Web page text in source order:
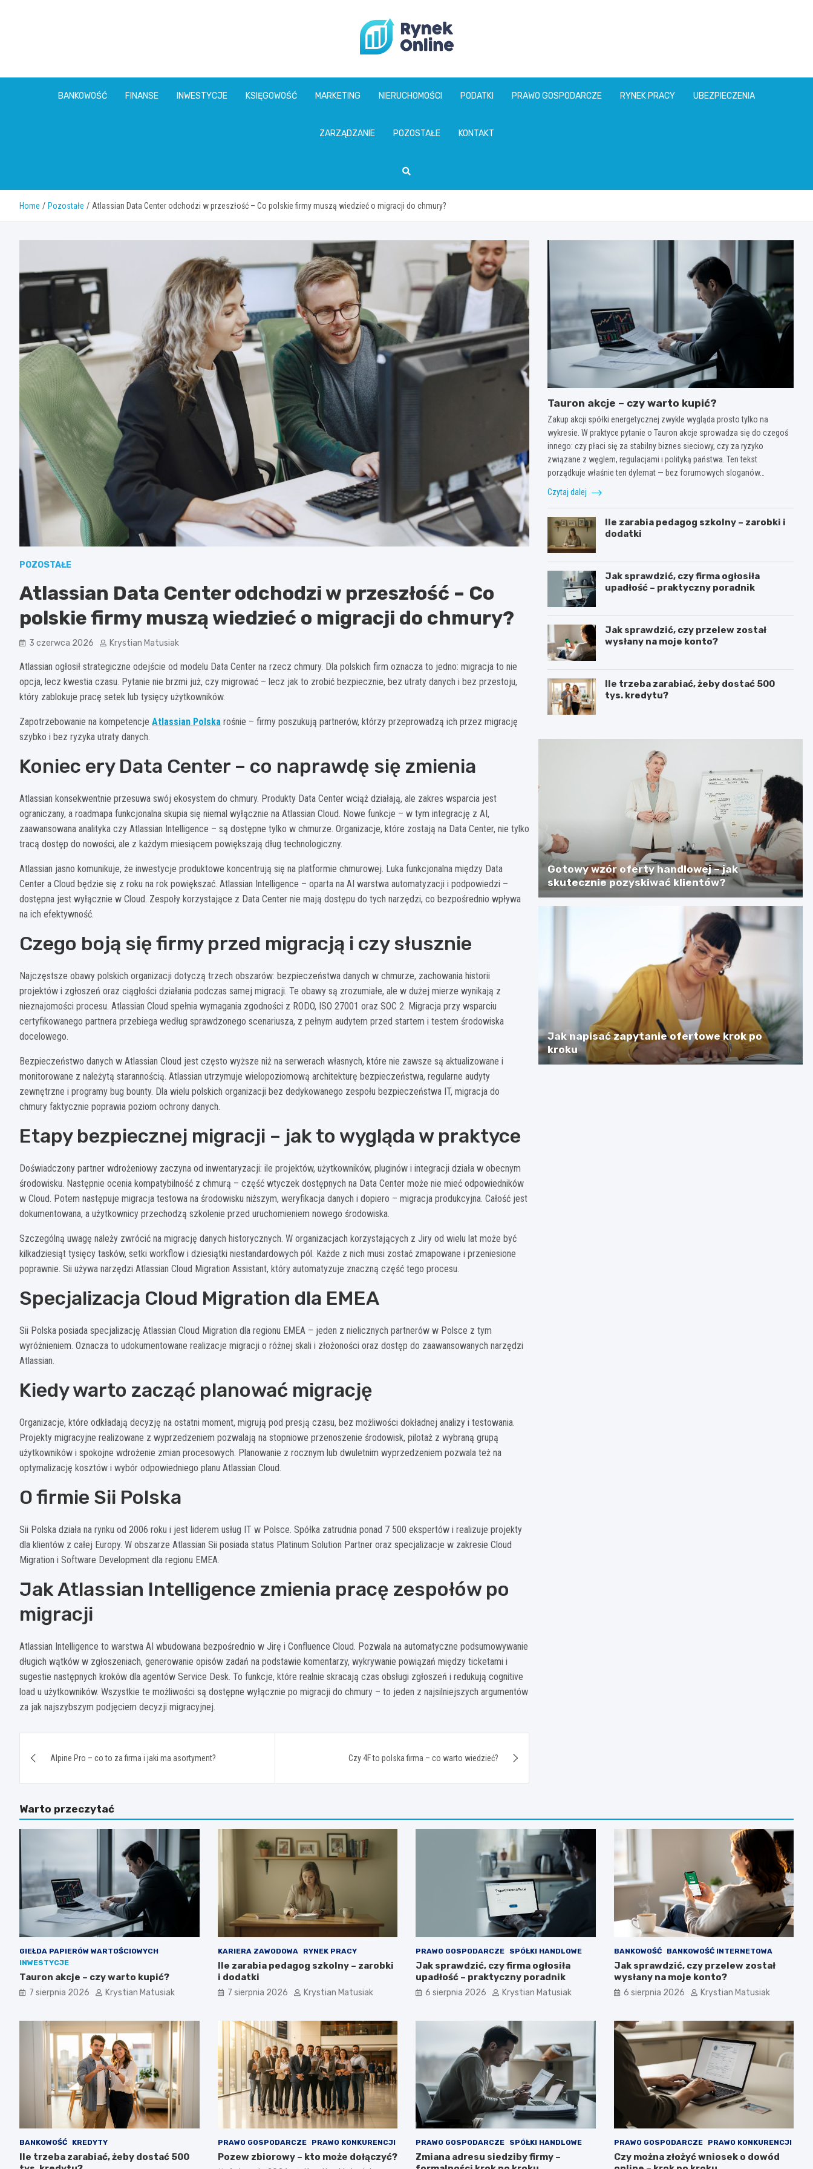
www.rynekonline.pl
BANKOWOŚĆ FINANSE INWESTYCJE KSIĘGOWOŚĆ MARKETING NIERUCHOMOŚCI PODATKI PRAWO GOSPODARCZE RYNEK PRACY UBEZPIECZENIA
ZARZĄDZANIE POZOSTAŁE KONTAKT
Home Pozostałe Atlassian Data Center odchodzi w przeszłość – Co polskie firmy muszą wiedzieć o migracji do chmury?
POZOSTAŁE
Atlassian Data Center odchodzi w przeszłość – Co
polskie firmy muszą wiedzieć o migracji do chmury?
3 czerwca 2026 Krystian Matusiak
Atlassian ogłosił strategiczne odejście od modelu Data Center na rzecz chmury. Dla polskich firm oznacza to jedno: migracja to nie
opcja, lecz kwestia czasu. Pytanie nie brzmi już, czy migrować – lecz jak to zrobić bezpiecznie, bez utraty danych i bez przestoju,
który zablokuje pracę setek lub tysięcy użytkowników.
Zapotrzebowanie na kompetencje Atlassian Polska rośnie – firmy poszukują partnerów, którzy przeprowadzą ich przez migrację
szybko i bez ryzyka utraty danych.
Koniec ery Data Center – co naprawdę się zmienia
Atlassian konsekwentnie przesuwa swój ekosystem do chmury. Produkty Data Center wciąż działają, ale zakres wsparcia jest
ograniczany, a roadmapa funkcjonalna skupia się niemal wyłącznie na Atlassian Cloud. Nowe funkcje – w tym integrację z AI,
zaawansowana analityka czy Atlassian Intelligence – są dostępne tylko w chmurze. Organizacje, które zostają na Data Center, nie tylko
tracą dostęp do nowości, ale z każdym miesiącem powiększają dług technologiczny.
Atlassian jasno komunikuje, że inwestycje produktowe koncentrują się na platformie chmurowej. Luka funkcjonalna między Data
Center a Cloud będzie się z roku na rok powiększać. Atlassian Intelligence – oparta na AI warstwa automatyzacji i podpowiedzi –
dostępna jest wyłącznie w Cloud. Zespoły korzystające z Data Center nie mają dostępu do tych narzędzi, co bezpośrednio wpływa
na ich efektywność.
Czego boją się firmy przed migracją i czy słusznie
Najczęstsze obawy polskich organizacji dotyczą trzech obszarów: bezpieczeństwa danych w chmurze, zachowania historii
projektów i zgłoszeń oraz ciągłości działania podczas samej migracji. Te obawy są zrozumiałe, ale w dużej mierze wynikają z
nieznajomości procesu. Atlassian Cloud spełnia wymagania zgodności z RODO, ISO 27001 oraz SOC 2. Migracja przy wsparciu
certyfikowanego partnera przebiega według sprawdzonego scenariusza, z pełnym audytem przed startem i testem środowiska
docelowego.
Bezpieczeństwo danych w Atlassian Cloud jest często wyższe niż na serwerach własnych, które nie zawsze są aktualizowane i
monitorowane z należytą starannością. Atlassian utrzymuje wielopoziomową architekturę bezpieczeństwa, regularne audyty
zewnętrzne i programy bug bounty. Dla wielu polskich organizacji bez dedykowanego zespołu bezpieczeństwa IT, migracja do
chmury faktycznie poprawia poziom ochrony danych.
Etapy bezpiecznej migracji – jak to wygląda w praktyce
Doświadczony partner wdrożeniowy zaczyna od inwentaryzacji: ile projektów, użytkowników, pluginów i integracji działa w obecnym
środowisku. Następnie ocenia kompatybilność z chmurą – część wtyczek dostępnych na Data Center może nie mieć odpowiedników
w Cloud. Potem następuje migracja testowa na środowisku niższym, weryfikacja danych i dopiero – migracja produkcyjna. Całość jest
dokumentowana, a użytkownicy przechodzą szkolenie przed uruchomieniem nowego środowiska.
Szczególną uwagę należy zwrócić na migrację danych historycznych. W organizacjach korzystających z Jiry od wielu lat może być
kilkadziesiąt tysięcy tasków, setki workflow i dziesiątki niestandardowych pól. Każde z nich musi zostać zmapowane i przeniesione
poprawnie. Sii używa narzędzi Atlassian Cloud Migration Assistant, który automatyzuje znaczną część tego procesu.
Specjalizacja Cloud Migration dla EMEA
Sii Polska posiada specjalizację Atlassian Cloud Migration dla regionu EMEA – jeden z nielicznych partnerów w Polsce z tym
wyróżnieniem. Oznacza to udokumentowane realizacje migracji o różnej skali i złożoności oraz dostęp do zaawansowanych narzędzi
Atlassian.
Kiedy warto zacząć planować migrację
Organizacje, które odkładają decyzję na ostatni moment, migrują pod presją czasu, bez możliwości dokładnej analizy i testowania.
Projekty migracyjne realizowane z wyprzedzeniem pozwalają na stopniowe przenoszenie środowisk, pilotaż z wybraną grupą
użytkowników i spokojne wdrożenie zmian procesowych. Planowanie z rocznym lub dwuletnim wyprzedzeniem pozwala też na
optymalizację kosztów i wybór odpowiedniego planu Atlassian Cloud.
O firmie Sii Polska
Sii Polska działa na rynku od 2006 roku i jest liderem usług IT w Polsce. Spółka zatrudnia ponad 7 500 ekspertów i realizuje projekty
dla klientów z całej Europy. W obszarze Atlassian Sii posiada status Platinum Solution Partner oraz specjalizacje w zakresie Cloud
Migration i Software Development dla regionu EMEA.
Jak Atlassian Intelligence zmienia pracę zespołów po
migracji
Atlassian Intelligence to warstwa AI wbudowana bezpośrednio w Jirę i Confluence Cloud. Pozwala na automatyczne podsumowywanie
długich wątków w zgłoszeniach, generowanie opisów zadań na podstawie komentarzy, wykrywanie powiązań między ticketami i
sugestie następnych kroków dla agentów Service Desk. To funkcje, które realnie skracają czas obsługi zgłoszeń i redukują cognitive
load u użytkowników. Wszystkie te możliwości są dostępne wyłącznie po migracji do chmury – to jeden z najsilniejszych argumentów
za jak najszybszym podjęciem decyzji migracyjnej.
wpisu
Alpine Pro – co to za firma i jaki ma asortyment? Czy 4F to polska firma – co warto wiedzieć?
Tauron akcje – czy warto kupić?
Zakup akcji spółki energetycznej zwykle wygląda prosto tylko na
wykresie. W praktyce pytanie o Tauron akcje sprowadza się do czegoś
innego: czy płaci się za stabilny biznes sieciowy, czy za ryzyko
związane z węglem, regulacjami i polityką państwa. Ten tekst
porządkuje właśnie ten dylemat — bez forumowych sloganów…
Czytaj dalej
Ile zarabia pedagog szkolny – zarobki i
dodatki
Jak sprawdzić, czy firma ogłosiła
upadłość – praktyczny poradnik
Jak sprawdzić, czy przelew został
wysłany na moje konto?
Ile trzeba zarabiać, żeby dostać 500
tys. kredytu?
Gotowy wzór oferty handlowej – jak
skutecznie pozyskiwać klientów?
Jak napisać zapytanie ofertowe krok po
kroku
Warto przeczytać
GIEŁDA PAPIERÓW WARTOŚCIOWYCH
INWESTYCJE
Tauron akcje – czy warto kupić?
7 sierpnia 2026 Krystian Matusiak
KARIERA ZAWODOWA RYNEK PRACY
Ile zarabia pedagog szkolny – zarobki
i dodatki
7 sierpnia 2026 Krystian Matusiak
PRAWO GOSPODARCZE SPÓŁKI HANDLOWE
Jak sprawdzić, czy firma ogłosiła
upadłość – praktyczny poradnik
6 sierpnia 2026 Krystian Matusiak
BANKOWOŚĆ BANKOWOŚĆ INTERNETOWA
Jak sprawdzić, czy przelew został
wysłany na moje konto?
6 sierpnia 2026 Krystian Matusiak
BANKOWOŚĆ KREDYTY
Ile trzeba zarabiać, żeby dostać 500
PRAWO GOSPODARCZE PRAWO KONKURENCJI
Pozew zbiorowy – kto może dołączyć?
PRAWO GOSPODARCZE SPÓŁKI HANDLOWE
Zmiana adresu siedziby firmy –
PRAWO GOSPODARCZE PRAWO KONKURENCJI
Czy można złożyć wniosek o dowód